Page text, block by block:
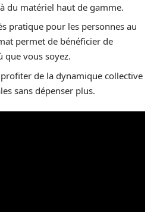
du matériel haut de gamme.
pratique pour les personnes au
permet de bénéficier de
que vous soyez.
de la dynamique collective
sans dépenser plus.